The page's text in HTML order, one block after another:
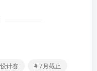
计赛 # 7月截止